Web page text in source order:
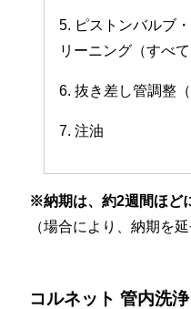
5. ピストンバルブ
リーニング（すべて
6. 抜き差し管調整（
7. 注油
※納期は、約2週間ほど
（場合により、納期を
コルネット 管内洗